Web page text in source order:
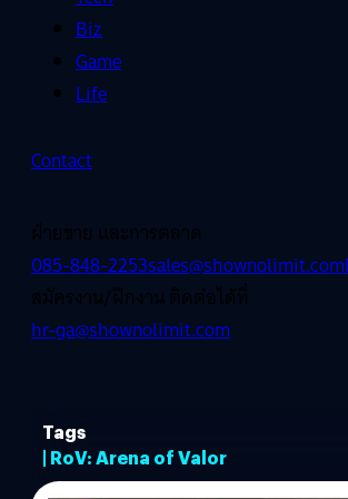
Biz
Game
Life
Contact
ฝ่ายขาย และการตลาด
085-848-2253sales@shownolimit.com
สมัครงาน/ฝึกงาน ติดต่อได้ที่
hr-ga@shownolimit.com
Tags
| RoV: Arena of Valor